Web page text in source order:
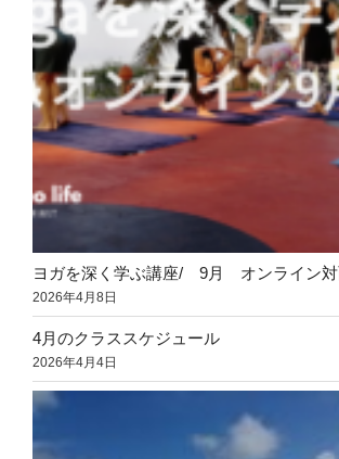
ヨガを深く学ぶ講座/ 9月 オンライン対
2026年4月8日
4月のクラススケジュール
2026年4月4日